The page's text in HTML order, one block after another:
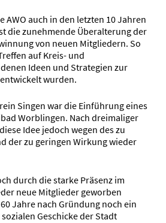
AWO auch in den letzten 10 Jahren
die zunehmende Überalterung der
von neuen Mitgliedern. So
auf Kreis- und
Ideen und Strategien zur
wurden.
Singen war die Einführung eines
Worblingen. Nach dreimaliger
Idee jedoch wegen des zu
der zu geringen Wirkung wieder
durch die starke Präsenz im
neue Mitglieder geworben
Jahre nach Gründung noch ein
Geschicke der Stadt